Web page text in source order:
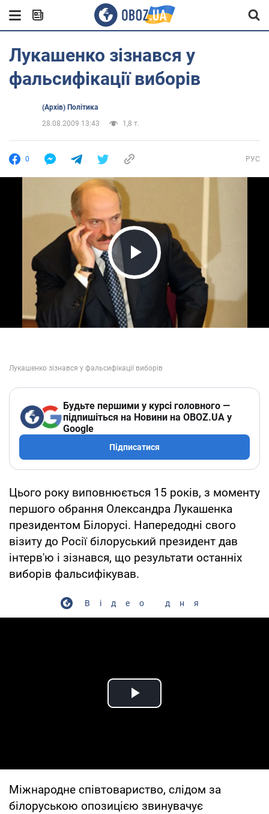
Лукашенко зізнався у
фальсифікації виборів
(Архів) Політика
28.08.2009 13:43
1,8 т.
0 РУС
Play Video
Будьте першими у курсі головного —
підпишіться на Новини на OBOZ.UA у
Google
Підписатися
Цього року виповнюється 15 років, з моменту
першого обрання Олександра Лукашенка
президентом Білорусі. Напередодні свого
візиту до Росії білоруський президент дав
інтерв'ю і зізнався, що результати останніх
виборів фальсифікував.
Відео дня
Play Video
Міжнародне співтовариство, слідом за
білоруською опозицією звинувачує